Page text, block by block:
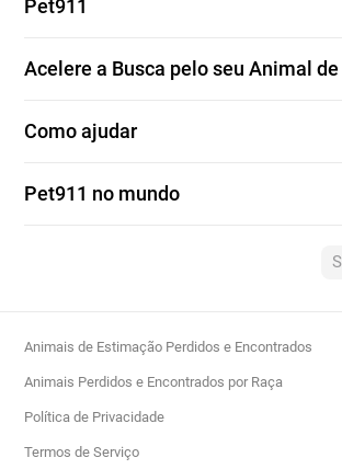
Pet911
Acelere a Busca pelo seu Animal
Como ajudar
Pet911 no mundo
Animais de Estimação Perdidos e Encontrados
Animais Perdidos e Encontrados por Raça
Política de Privacidade
Termos de Serviço